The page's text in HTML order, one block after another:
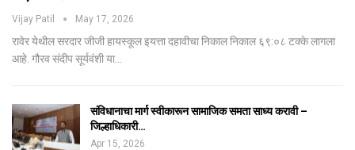
Vijay Patil May 17, 2026
रावेर येथील सरदार जीजी हायस्कूल इयत्ता दहावीचा निकाल निकाल ६९:०८ टक्के लागला
आहे. गौरव संदीप सूर्यवंशी या…
संविधानाचा मार्ग स्वीकारून सामाजिक समता साध्य करावी –
जिल्हाधिकारी…
Apr 15, 2026